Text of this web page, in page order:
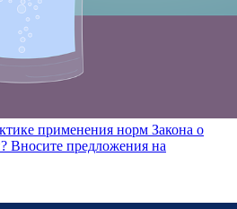
применения норм Закона о
Вносите предложения на